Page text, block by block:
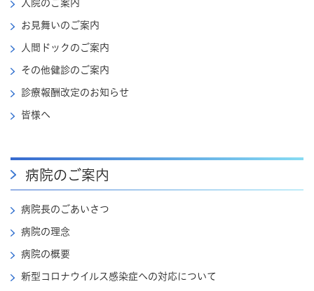
入院のご案内
お見舞いのご案内
人間ドックのご案内
その他健診のご案内
診療報酬改定のお知らせ
皆様へ
病院のご案内
病院長のごあいさつ
病院の理念
病院の概要
新型コロナウイルス感染症への対応について